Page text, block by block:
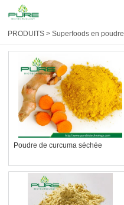
PRODUITS >Superfoods en poudre
Poudre de curcuma séchée